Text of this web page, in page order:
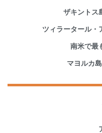
ザキントス
ツィラータール・
南米で最
マヨルカ